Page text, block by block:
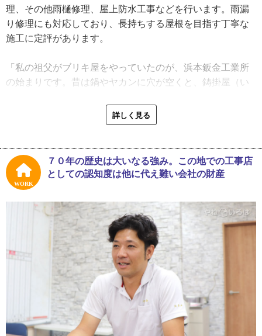
理、その他雨樋修理、屋上防水工事などを行います。雨漏
り修理にも対応しており、長持ちする屋根を目指す丁寧な
施工に定評があります。
「私の祖父がブリキ屋をやっていたのが、浜本鈑金工業所
の始まりです。昔は鍋やヤカンに穴が空くと、鋳掛屋（い
よ。ただ、時代の流れと共に鍋は丈夫になり、穴なんか滅
多に空かなくなりました。そして、壊れた鍋は直して使う
板金をやるようになったと聞いています。どこのブリキ屋
もそんな感じで移行していったんじゃないかな。そんな時
代だったんでしょうね」
浜本鈑金工業所は１９４５年（昭和２０年）創業。第二次
世界大戦が終戦した頃、現・代表取締役の浜本靖さん（以
下、浜本さん）の祖父が、金物を修理する鋳掛屋を始めた
のが歴史の始まりだそうです。浜本さんの父は二十代前半
のうちに会社を引き継いでいたため、父が板金屋として働
く姿は、物心ついた頃には日常の光景だったと言います。
「小中学生の時はよく現場に手伝いに行ってましたよ。お
小遣い目当てでね。当然、そんな本格的な作業はできない
詳しく見る
WORK
７０年の歴史は大いなる強み。この地での工事店
としての認知度は他に代え難い会社の財産